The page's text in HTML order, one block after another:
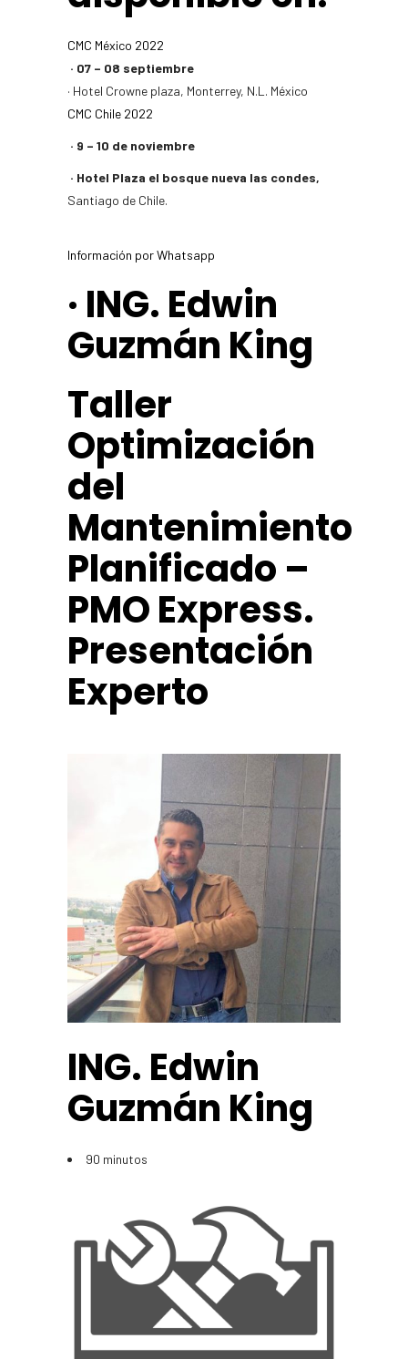
CMC México 2022
· 07 – 08 septiembre
· Hotel Crowne plaza, Monterrey, N.L. México
CMC Chile 2022
· 9 – 10 de noviembre
· Hotel Plaza el bosque nueva las condes,
Santiago de Chile.
Información por Whatsapp
· ING. Edwin
Guzmán King
Taller
Optimización
del
Mantenimiento
Planificado –
PMO Express.
Presentación
Experto
ING. Edwin
Guzmán King
90 minutos